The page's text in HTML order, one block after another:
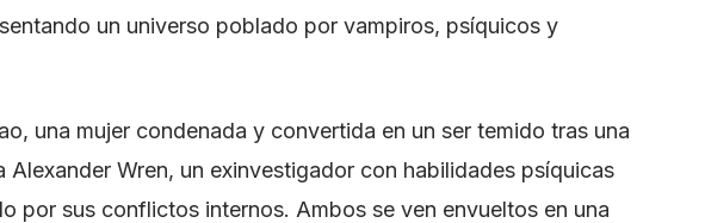
un universo poblado por vampiros, psíquicos y
una mujer condenada y convertida en un ser temido tras una
Alexander Wren, un exinvestigador con habilidades psíquicas
por sus conflictos internos. Ambos se ven envueltos en una